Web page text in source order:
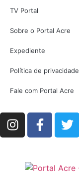
TV Portal
Sobre o Portal Acre
Expediente
Política de privacidade
Fale com Portal Acre